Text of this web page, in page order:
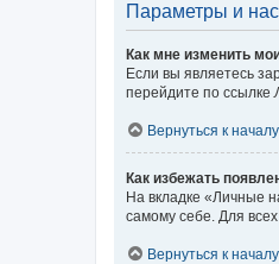
Параметры и
Как мне изменить
Если вы являетесь
перейдите по ссылке
Вернуться к началу
Как избежать
На вкладке «Личные
самому себе. Для
Вернуться к началу